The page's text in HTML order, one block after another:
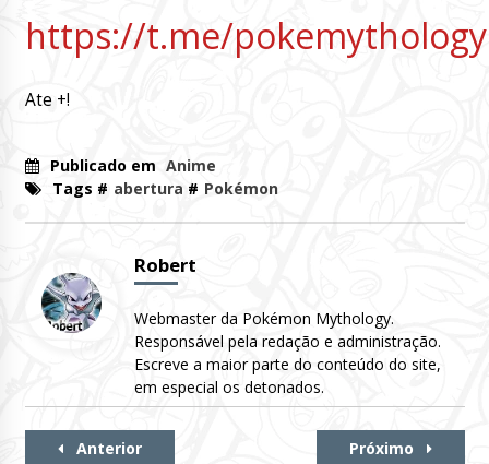
https://t.me/pokemythology
Ate +!
Publicado em Anime
Tags # abertura # Pokémon
Robert
Webmaster da Pokémon Mythology.
Responsável pela redação e administração.
Escreve a maior parte do conteúdo do site,
em especial os detonados.
Continue
Anterior Próximo